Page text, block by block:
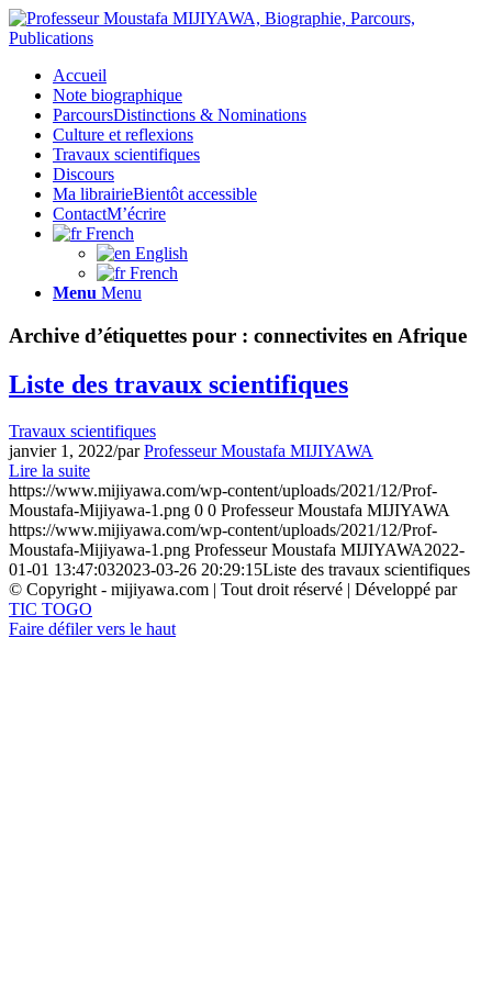
Accueil
Note biographique
ParcoursDistinctions & Nominations
Culture et reflexions
Travaux scientifiques
Discours
Ma librairieBientôt accessible
ContactM’écrire
French
English
French
Menu Menu
Archive d’étiquettes pour : connectivites en Afrique
Liste des travaux scientifiques
Travaux scientifiques
janvier 1, 2022/parProfesseur Moustafa MIJIYAWA
Lire la suite
https://www.mijiyawa.com/wp-content/uploads/2021/12/Prof-
Moustafa-Mijiyawa-1.png 0 0 Professeur Moustafa MIJIYAWA
https://www.mijiyawa.com/wp-content/uploads/2021/12/Prof-
Moustafa-Mijiyawa-1.png Professeur Moustafa MIJIYAWA2022-
01-01 13:47:032023-03-26 20:29:15Liste des travaux scientifiques
© Copyright - mijiyawa.com | Tout droit réservé | Développé par
TIC TOGO
Faire défiler vers le haut